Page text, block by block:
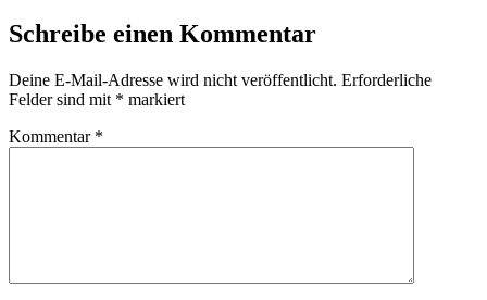
Schreibe einen Kommentar
Deine E-Mail-Adresse wird nicht veröffentlicht. Erforderliche
Felder sind mit * markiert
Kommentar *